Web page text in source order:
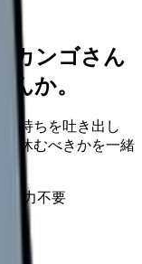
カンゴさん
か。
持ちを吐き出し
休むべきかを一緒
入力不要